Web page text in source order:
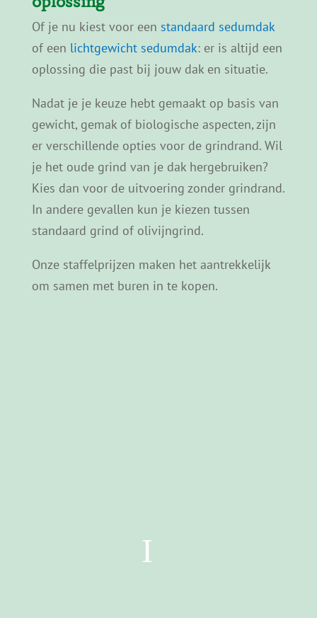
Of je nu kiest voor een standaard sedumdak
of een lichtgewicht sedumdak: er is altijd een
oplossing die past bij jouw dak en situatie.
Nadat je je keuze hebt gemaakt op basis van
gewicht, gemak of biologische aspecten, zijn
er verschillende opties voor de grindrand. Wil
je het oude grind van je dak hergebruiken?
Kies dan voor de uitvoering zonder grindrand.
In andere gevallen kun je kiezen tussen
standaard grind of olivijngrind.
Onze staffelprijzen maken het aantrekkelijk
om samen met buren in te kopen.